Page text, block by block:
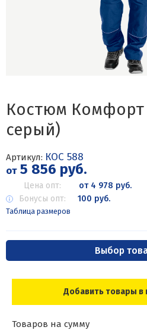
Костюм Комфорт
серый)
Артикул: КОС 588
от5 856 руб.
Цена опт:
от 4 978 руб.
Бонусы опт:
100 руб.
Таблица размеров
Выбор
Добавить товары в
Товаров на сумму